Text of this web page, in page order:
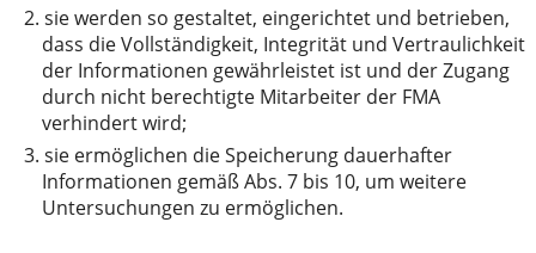
2. sie werden so gestaltet, eingerichtet und betrieben,
dass die Vollständigkeit, Integrität und Vertraulichkeit
der Informationen gewährleistet ist und der Zugang
durch nicht berechtigte Mitarbeiter der FMA
verhindert wird;
3. sie ermöglichen die Speicherung dauerhafter
Informationen gemäß Abs. 7 bis 10, um weitere
Untersuchungen zu ermöglichen.